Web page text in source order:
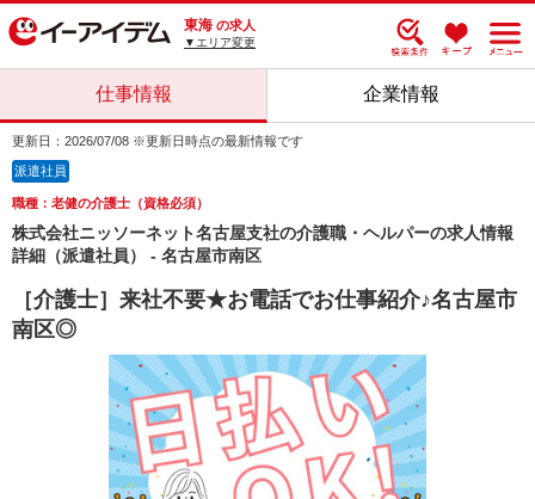
東海 の求人
▼エリア変更
仕事情報 企業情報
更新日：2026/07/08 ※更新日時点の最新情報です
派遣社員
職種：老健の介護士（資格必須）
株式会社ニッソーネット名古屋支社の介護職・ヘルパーの求人情報
詳細（派遣社員） - 名古屋市南区
［介護士］来社不要★お電話でお仕事紹介♪名古屋市
南区◎